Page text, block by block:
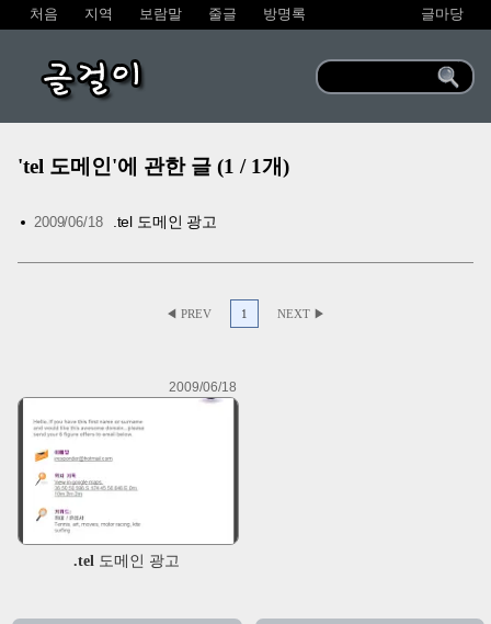
처음 지역 보람말 줄글 방명록 글마당
글걸이
'tel 도메인'에 관한 글 (1 / 1개)
2009/06/18 .tel 도메인 광고
◀ PREV 1 NEXT ▶
2009/06/18
.tel 도메인 광고